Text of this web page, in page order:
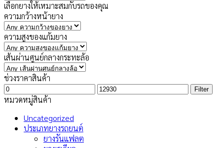
เลือกยางให้เหมาะสมกับรถของคุณ
ความกว้างหน้ายาง
ความสูงของแก้มยาง
เส้นผ่านศูนย์กลางกระทะล้อ
ช่วงราคาสินค้า
Min
price
Max
Filter
หมวดหมู่สินค้า
Uncategorized
ประเภทยางรถยนต์
ยางรันแฟลต